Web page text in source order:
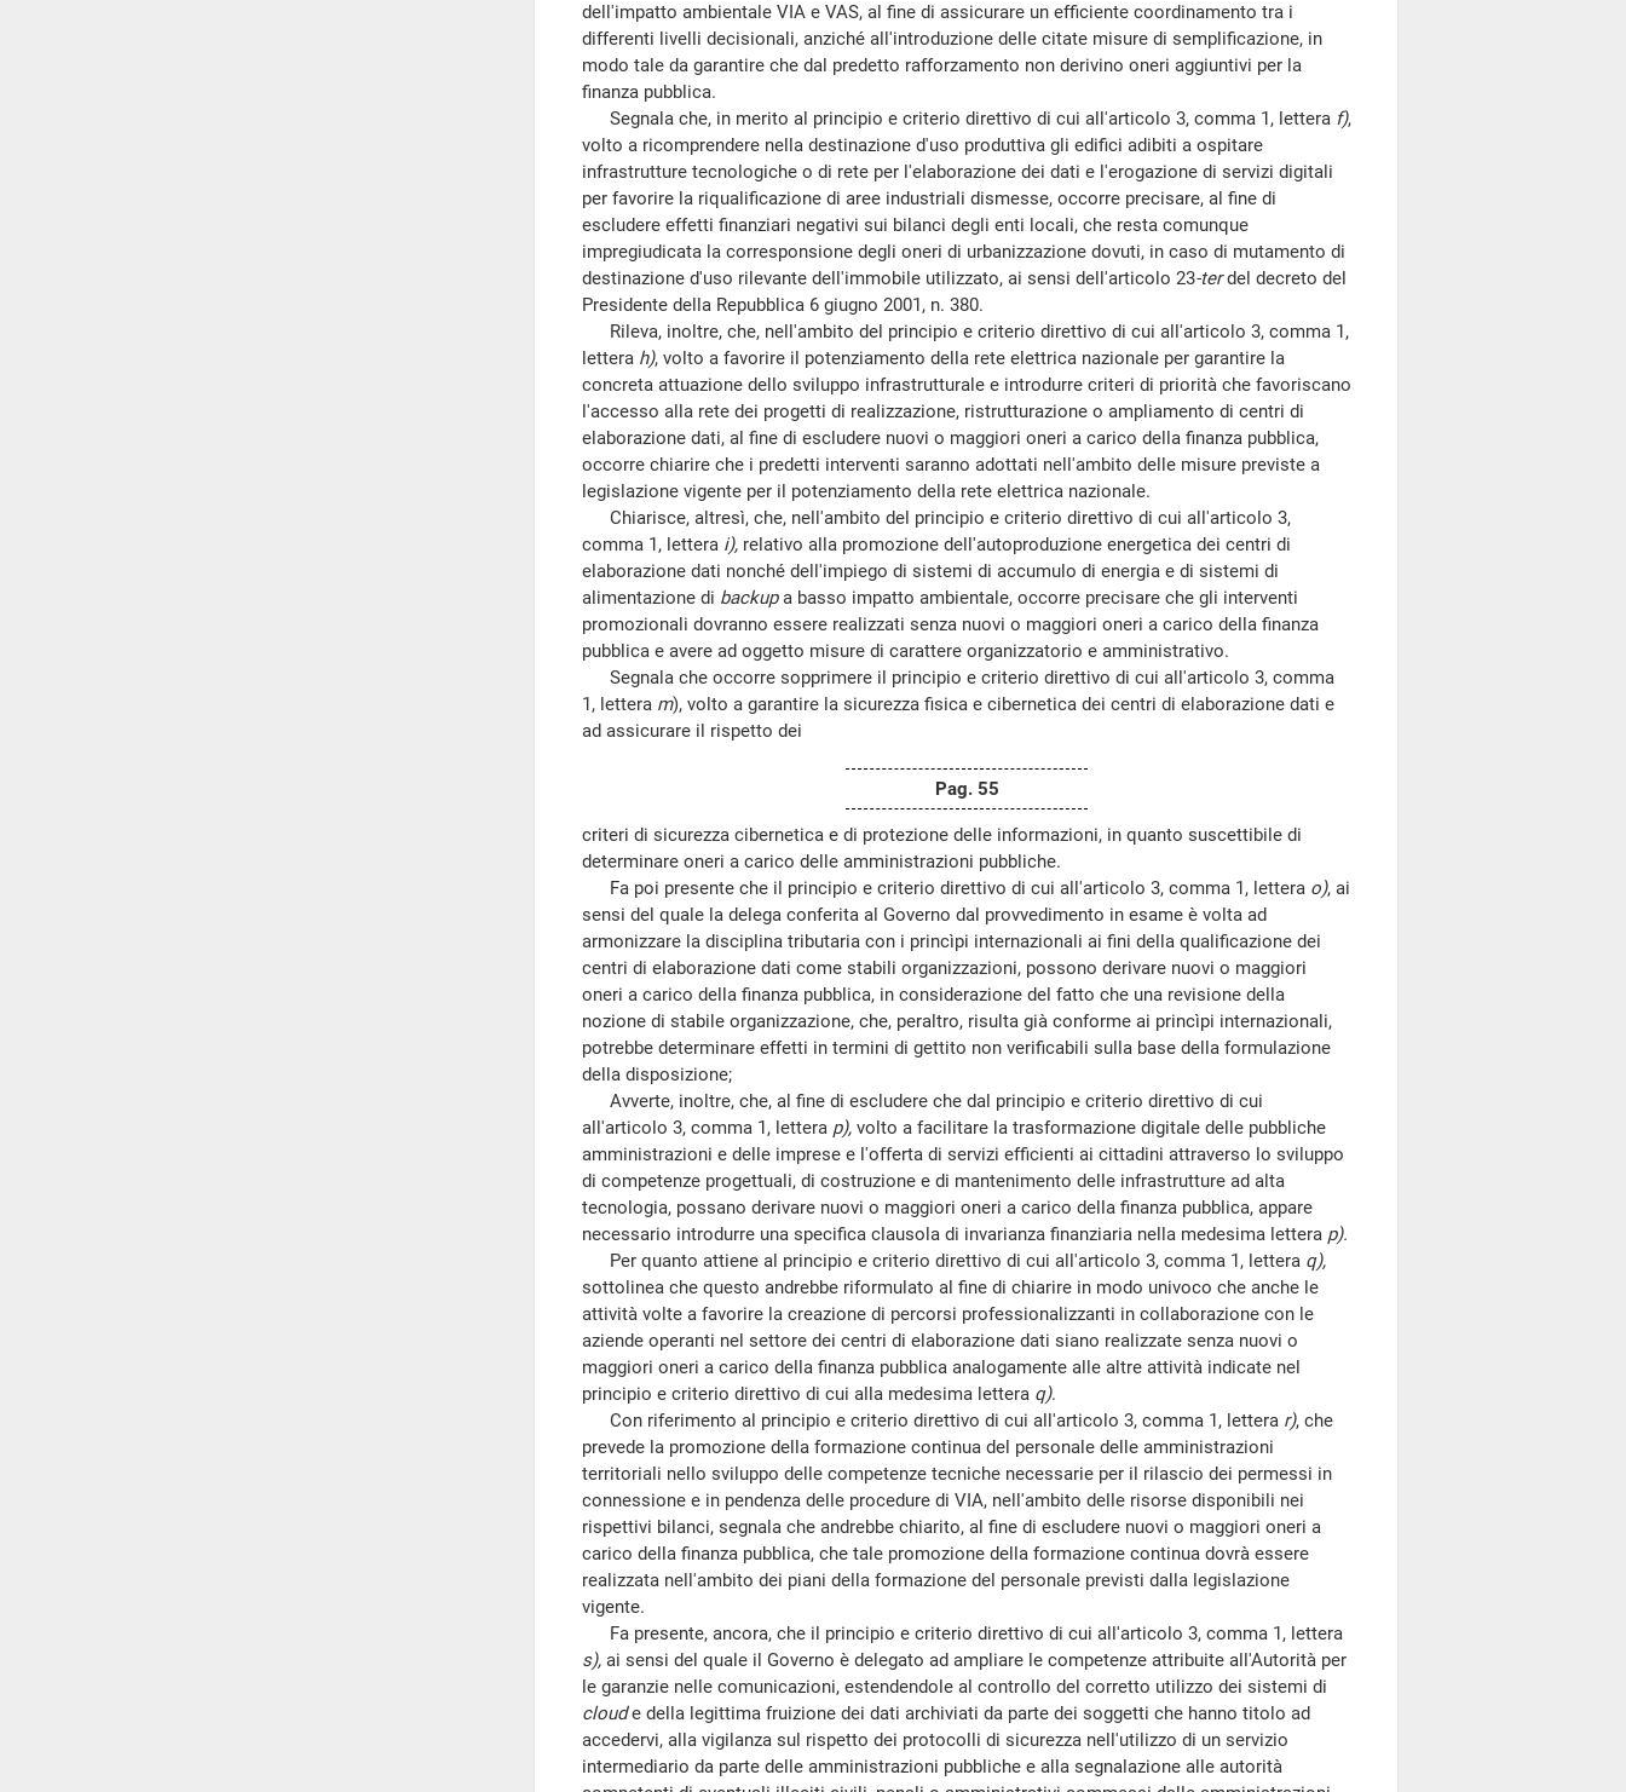
dell'impatto ambientale VIA e VAS, al fine di assicurare un efficiente coordinamento tra i
differenti livelli decisionali, anziché all'introduzione delle citate misure di semplificazione, in
modo tale da garantire che dal predetto rafforzamento non derivino oneri aggiuntivi per la
finanza pubblica.
Segnala che, in merito al principio e criterio direttivo di cui all'articolo 3, comma 1, lettera f),
volto a ricomprendere nella destinazione d'uso produttiva gli edifici adibiti a ospitare
infrastrutture tecnologiche o di rete per l'elaborazione dei dati e l'erogazione di servizi digitali
per favorire la riqualificazione di aree industriali dismesse, occorre precisare, al fine di
escludere effetti finanziari negativi sui bilanci degli enti locali, che resta comunque
impregiudicata la corresponsione degli oneri di urbanizzazione dovuti, in caso di mutamento di
destinazione d'uso rilevante dell'immobile utilizzato, ai sensi dell'articolo 23-terdel decreto del
Presidente della Repubblica 6 giugno 2001, n. 380.
Rileva, inoltre, che, nell'ambito del principio e criterio direttivo di cui all'articolo 3, comma 1,
lettera h), volto a favorire il potenziamento della rete elettrica nazionale per garantire la
concreta attuazione dello sviluppo infrastrutturale e introdurre criteri di priorità che favoriscano
l'accesso alla rete dei progetti di realizzazione, ristrutturazione o ampliamento di centri di
elaborazione dati, al fine di escludere nuovi o maggiori oneri a carico della finanza pubblica,
occorre chiarire che i predetti interventi saranno adottati nell'ambito delle misure previste a
legislazione vigente per il potenziamento della rete elettrica nazionale.
Chiarisce, altresì, che, nell'ambito del principio e criterio direttivo di cui all'articolo 3,
comma 1, lettera i), relativo alla promozione dell'autoproduzione energetica dei centri di
elaborazione dati nonché dell'impiego di sistemi di accumulo di energia e di sistemi di
alimentazione di backupa basso impatto ambientale, occorre precisare che gli interventi
promozionali dovranno essere realizzati senza nuovi o maggiori oneri a carico della finanza
pubblica e avere ad oggetto misure di carattere organizzatorio e amministrativo.
Segnala che occorre sopprimere il principio e criterio direttivo di cui all'articolo 3, comma
1, lettera m), volto a garantire la sicurezza fisica e cibernetica dei centri di elaborazione dati e
ad assicurare il rispetto dei
Pag. 55
criteri di sicurezza cibernetica e di protezione delle informazioni, in quanto suscettibile di
determinare oneri a carico delle amministrazioni pubbliche.
Fa poi presente che il principio e criterio direttivo di cui all'articolo 3, comma 1, lettera o), ai
sensi del quale la delega conferita al Governo dal provvedimento in esame è volta ad
armonizzare la disciplina tributaria con i princìpi internazionali ai fini della qualificazione dei
centri di elaborazione dati come stabili organizzazioni, possono derivare nuovi o maggiori
oneri a carico della finanza pubblica, in considerazione del fatto che una revisione della
nozione di stabile organizzazione, che, peraltro, risulta già conforme ai princìpi internazionali,
potrebbe determinare effetti in termini di gettito non verificabili sulla base della formulazione
della disposizione;
Avverte, inoltre, che, al fine di escludere che dal principio e criterio direttivo di cui
all'articolo 3, comma 1, lettera p), volto a facilitare la trasformazione digitale delle pubbliche
amministrazioni e delle imprese e l'offerta di servizi efficienti ai cittadini attraverso lo sviluppo
di competenze progettuali, di costruzione e di mantenimento delle infrastrutture ad alta
tecnologia, possano derivare nuovi o maggiori oneri a carico della finanza pubblica, appare
necessario introdurre una specifica clausola di invarianza finanziaria nella medesima lettera p).
Per quanto attiene al principio e criterio direttivo di cui all'articolo 3, comma 1, lettera q),
sottolinea che questo andrebbe riformulato al fine di chiarire in modo univoco che anche le
attività volte a favorire la creazione di percorsi professionalizzanti in collaborazione con le
aziende operanti nel settore dei centri di elaborazione dati siano realizzate senza nuovi o
maggiori oneri a carico della finanza pubblica analogamente alle altre attività indicate nel
principio e criterio direttivo di cui alla medesima lettera q).
Con riferimento al principio e criterio direttivo di cui all'articolo 3, comma 1, lettera r), che
prevede la promozione della formazione continua del personale delle amministrazioni
territoriali nello sviluppo delle competenze tecniche necessarie per il rilascio dei permessi in
connessione e in pendenza delle procedure di VIA, nell'ambito delle risorse disponibili nei
rispettivi bilanci, segnala che andrebbe chiarito, al fine di escludere nuovi o maggiori oneri a
carico della finanza pubblica, che tale promozione della formazione continua dovrà essere
realizzata nell'ambito dei piani della formazione del personale previsti dalla legislazione
vigente.
Fa presente, ancora, che il principio e criterio direttivo di cui all'articolo 3, comma 1, lettera
s), ai sensi del quale il Governo è delegato ad ampliare le competenze attribuite all'Autorità per
le garanzie nelle comunicazioni, estendendole al controllo del corretto utilizzo dei sistemi di
cloude della legittima fruizione dei dati archiviati da parte dei soggetti che hanno titolo ad
accedervi, alla vigilanza sul rispetto dei protocolli di sicurezza nell'utilizzo di un servizio
intermediario da parte delle amministrazioni pubbliche e alla segnalazione alle autorità